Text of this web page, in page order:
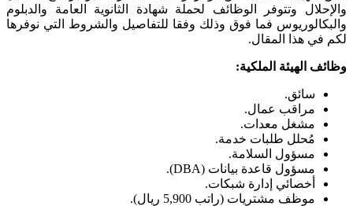
والإحلال وتتوفر الوظائف لحملة شهادة الثانوية العامة والدبلوم
والبكالوريوس فما فوق وذلك وفقا للتفاصيل والشروط التي نوفرها
لكم في هذا المقال.
وظائف الهيئة الملكية:
سائق.
مراقب عمال.
مشغل معدات.
مُحلل طلبات خدمة.
مسؤول السلامة.
مسؤول قاعدة بيانات (DBA).
أخصائي إدارة شبكات.
موظف مشتريات (راتب 5,900 ريال).